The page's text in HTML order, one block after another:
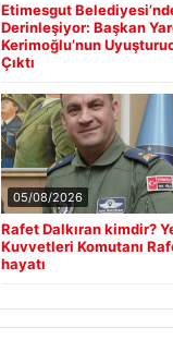
Etimesgut
Derinleşiyor: Başkan
Kerimoğlu’nun
Çıktı
05/08/2026
Rafet Dalkıran kimdir?
Kuvvetleri Komutanı
hayatı